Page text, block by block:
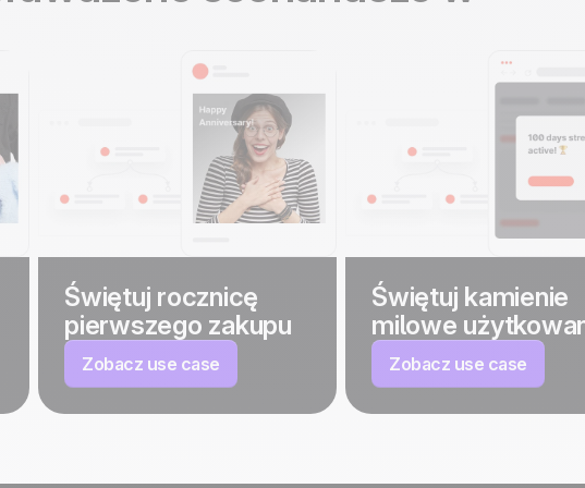
Świętuj rocznicę
pierwszego zakupu
Zobacz use case
Świętuj kamienie
milowe
Zobacz use case